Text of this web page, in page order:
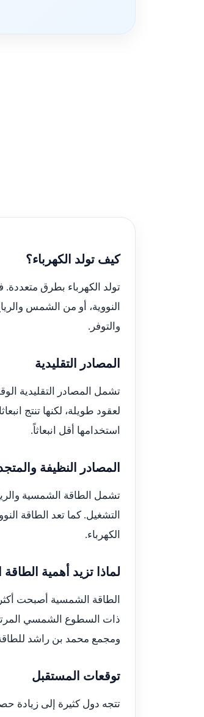
كيف تولد الكهرباء؟
تولد الكهرباء بطرق متعددة.
النووية، أو من الشمس
والتوفر.
المصادر التقليدية
تشمل المصادر التقليدية
لعقود طويلة، لكنها تنتج
استخدامها أقل انبعاثاً.
المصادر النظيفة
تشمل الطاقة الشمسية
التشغيل. كما تعد الطاقة
الكهرباء.
لماذا تزيد أهمية
الطاقة الشمسية أصبحت
ذات السطوع الشمسي
ومجمع محمد بن راشد
توقعات المستقبل
تتجه دول كثيرة إلى زيادة